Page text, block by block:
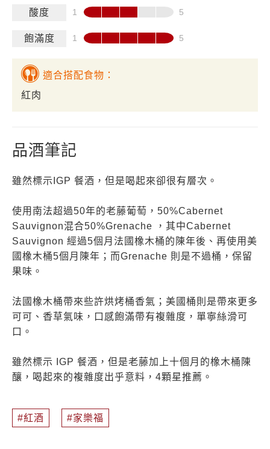
酸度
飽滿度
適合搭配食物：
紅肉
品酒筆記
雖然標示IGP 餐酒，但是喝起來卻很有層次。
使用南法超過50年的老藤葡萄，50%Cabernet
Sauvignon混合50%Grenache ，其中Cabernet
Sauvignon 經過5個月法國橡木桶的陳年後、再使用美
國橡木桶5個月陳年；而Grenache 則是不過桶，保留
果味。
法國橡木桶帶來些許烘烤桶香氣；美國桶則是帶來更多
可可、香草氣味，口感飽滿帶有複雜度，單寧絲滑可
口。
雖然標示 IGP 餐酒，但是老藤加上十個月的橡木桶陳
釀，喝起來的複雜度出乎意料，4顆星推薦。
紅酒 家樂福